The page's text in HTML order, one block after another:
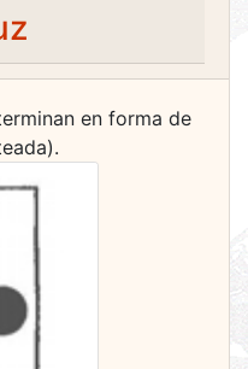
en forma de